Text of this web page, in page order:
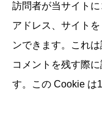
訪問者が当サイト
アドレス、サイト
ンできます。これ
コメントを残す際
す。この Cookie は